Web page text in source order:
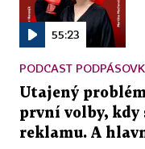
55:23
PODCAST
Utajený
první volby,
reklamu. A